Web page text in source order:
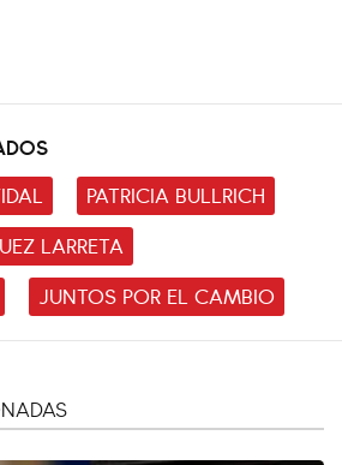
PATRICIA BULLRICH
LARRETA
JUNTOS POR EL CAMBIO